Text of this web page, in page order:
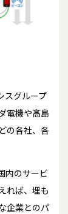
スグループ
電機や髙島
の各社、各
内のサービ
れば、埋も
企業とのパ